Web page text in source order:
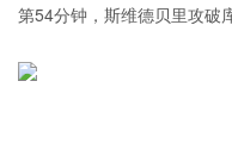
第54分钟，斯维德贝里攻破